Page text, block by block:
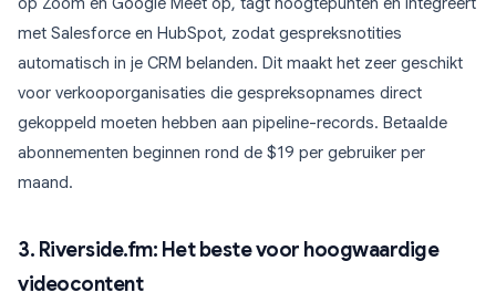
met Salesforce en HubSpot, zodat gespreksnotities
automatisch in je CRM belanden. Dit maakt het zeer geschikt
voor verkooporganisaties die gespreksopnames direct
gekoppeld moeten hebben aan pipeline-records. Betaalde
abonnementen beginnen rond de $19 per gebruiker per
maand.
3. Riverside.fm: Het beste voor hoogwaardige
videocontent